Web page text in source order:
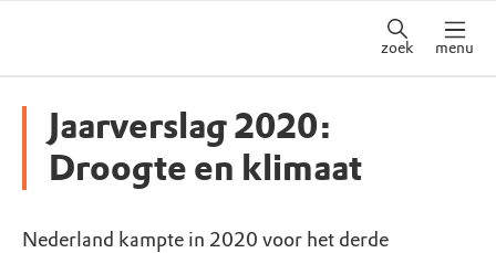
zoek menu
Jaarverslag 2020:
Droogte en klimaat
Nederland kampte in 2020 voor het derde